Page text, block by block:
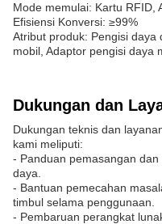
Mode memulai: Kartu RFID,
Efisiensi Konversi: ≥99%
Atribut produk: Pengisi daya
mobil, Adaptor pengisi daya
Dukungan dan
Dukungan teknis dan
kami meliputi:
- Panduan pemasangan
daya.
- Bantuan pemecahan
timbul selama penggunaan.
- Pembaruan perangkat